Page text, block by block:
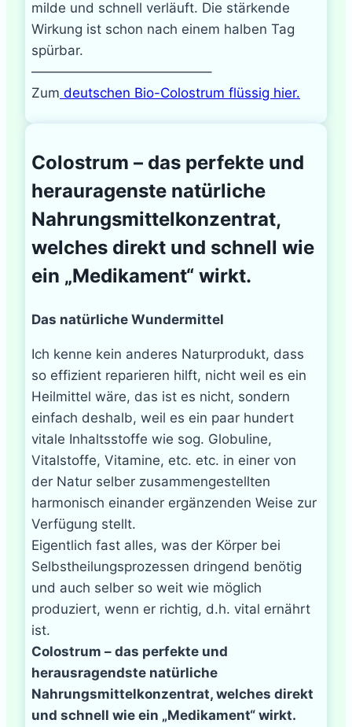
milde und schnell verläuft. Die stärkende
Wirkung ist schon nach einem halben Tag
spürbar.
—————————————–
Zum deutschen Bio-Colostrum flüssig hier.
Colostrum – das perfekte und
herauragenste natürliche
Nahrungsmittelkonzentrat,
welches direkt und schnell wie
ein „Medikament“ wirkt.
Das natürliche Wundermittel
Ich kenne kein anderes Naturprodukt, dass
so effizient reparieren hilft, nicht weil es ein
Heilmittel wäre, das ist es nicht, sondern
einfach deshalb, weil es ein paar hundert
vitale Inhaltsstoffe wie sog. Globuline,
Vitalstoffe, Vitamine, etc. etc. in einer von
der Natur selber zusammengestellten
harmonisch einander ergänzenden Weise zur
Verfügung stellt.
Eigentlich fast alles, was der Körper bei
Selbstheilungsprozessen dringend benötig
und auch selber so weit wie möglich
produziert, wenn er richtig, d.h. vital ernährt
ist.
Colostrum – das perfekte und
herausragendste natürliche
Nahrungsmittelkonzentrat, welches direkt
und schnell wie ein „Medikament“ wirkt.